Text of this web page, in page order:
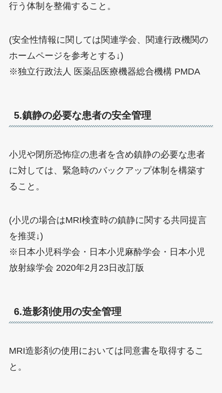
行う体制を整備すること。
(安全性情報に関しては関連学会、関連行政機関の
ホームページを参考とする↓)
※独立行政法人 医薬品医療機器総合機構 PMDA
5.鎮静の必要な患者の安全管理
小児や閉所恐怖症の患者を含め鎮静の必要な患者
に対しては、緊急時のバックアップ体制を構築す
ること。
(小児の場合はMRI検査時の鎮静に関する共同提言
を推奨↓)
※日本小児科学会・日本小児麻酔学会・日本小児
放射線学会 2020年2月23日改訂版
6.造影剤使用の安全管理
MRI造影剤の使用においては同意書を取得するこ
と。